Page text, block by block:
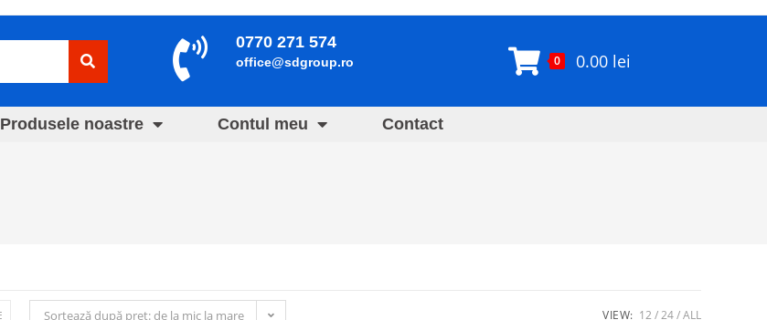
0770 271 574
office@sdgroup.ro 0 0.00 lei
Produsele noastre Contul meu Contact
Sortează după preț: de la mic la mare VIEW: 12 24 ALL